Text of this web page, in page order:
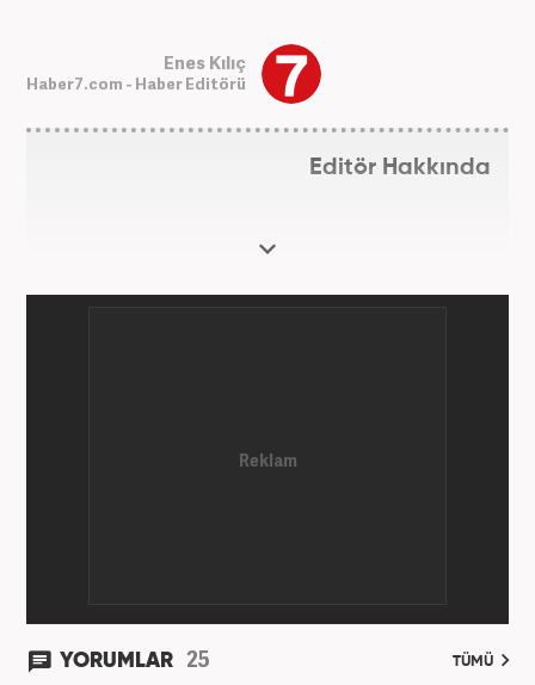
Enes Kılıç
Haber7.com - Haber Editörü
Editör Hakkında
YORUMLAR 25 TÜMÜ